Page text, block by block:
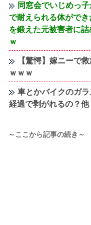
同窓会でいじめっ
で耐えられる体がで
を鍛えた元被害者に
ｗ
【驚愕】嫁ニーで
ｗｗｗ
車とかバイクのガ
経過で剥がれるの？他
～ここから記事の続き～